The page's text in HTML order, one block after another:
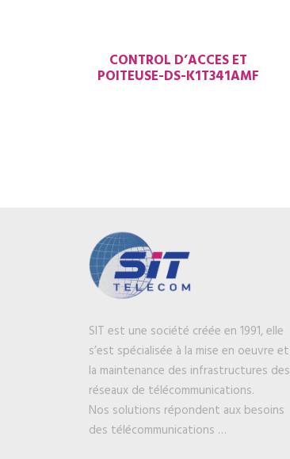
CONTROL D’ACCES ET
POITEUSE-DS-K1T341AMF
SIT est une société créée en 1991, elle
s’est spécialisée à la mise en oeuvre et
la maintenance des infrastructures des
réseaux de télécommunications.
Nos solutions répondent aux besoins
des télécommunications …